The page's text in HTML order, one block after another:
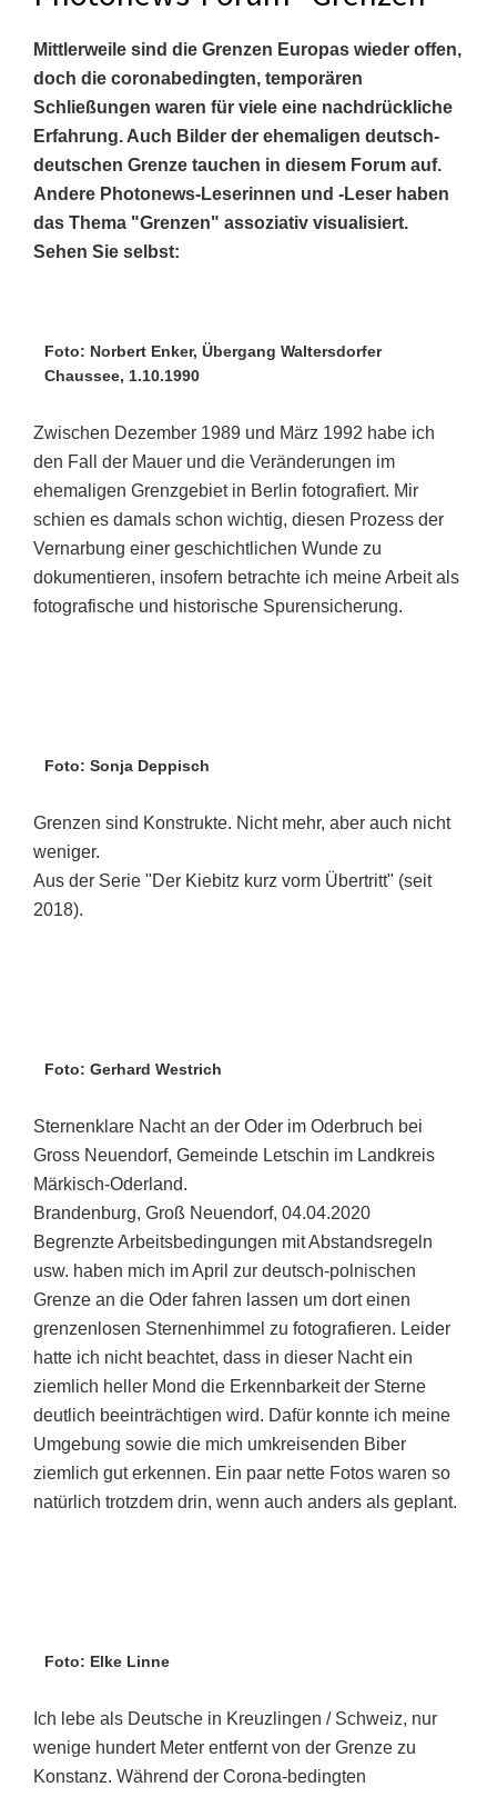
Mittlerweile sind die Grenzen Europas wieder offen,
doch die coronabedingten, temporären
Schließungen waren für viele eine nachdrückliche
Erfahrung. Auch Bilder der ehemaligen deutsch-
deutschen Grenze tauchen in diesem Forum auf.
Andere Photonews-Leserinnen und -Leser haben
das Thema "Grenzen" assoziativ visualisiert.
Sehen Sie selbst:
Foto: Norbert Enker, Übergang Waltersdorfer
Chaussee, 1.10.1990
Zwischen Dezember 1989 und März 1992 habe ich
den Fall der Mauer und die Veränderungen im
ehemaligen Grenzgebiet in Berlin fotografiert. Mir
schien es damals schon wichtig, diesen Prozess der
Vernarbung einer geschichtlichen Wunde zu
dokumentieren, insofern betrachte ich meine Arbeit als
fotografische und historische Spurensicherung.
Foto: Sonja Deppisch
Grenzen sind Konstrukte. Nicht mehr, aber auch nicht
weniger.
Aus der Serie "Der Kiebitz kurz vorm Übertritt" (seit
2018).
Foto: Gerhard Westrich
Sternenklare Nacht an der Oder im Oderbruch bei
Gross Neuendorf, Gemeinde Letschin im Landkreis
Märkisch-Oderland.
Brandenburg, Groß Neuendorf, 04.04.2020
Begrenzte Arbeitsbedingungen mit Abstandsregeln
usw. haben mich im April zur deutsch-polnischen
Grenze an die Oder fahren lassen um dort einen
grenzenlosen Sternenhimmel zu fotografieren. Leider
hatte ich nicht beachtet, dass in dieser Nacht ein
ziemlich heller Mond die Erkennbarkeit der Sterne
deutlich beeinträchtigen wird. Dafür konnte ich meine
Umgebung sowie die mich umkreisenden Biber
ziemlich gut erkennen. Ein paar nette Fotos waren so
natürlich trotzdem drin, wenn auch anders als geplant.
Foto: Elke Linne
Ich lebe als Deutsche in Kreuzlingen / Schweiz, nur
wenige hundert Meter entfernt von der Grenze zu
Konstanz. Während der Corona-bedingten